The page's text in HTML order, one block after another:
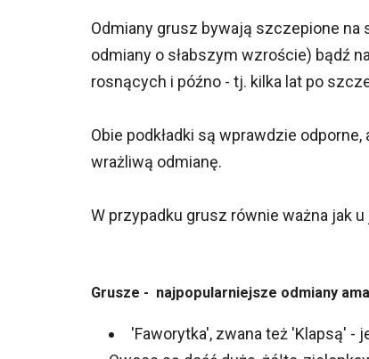
Odmiany grusz bywają szczepione na
odmiany o słabszym wzroście) bądź
rosnących i późno - tj. kilka lat po
Obie podkładki są wprawdzie
wrażliwą odmianę.
W przypadku grusz równie ważna jak
Grusze - najpopularniejsze odmiany
'Faworytka', zwana też 'Klapsą' -